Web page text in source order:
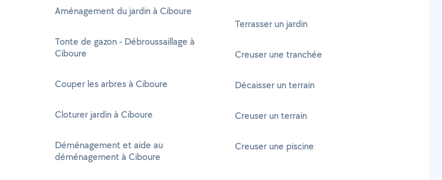
Aménagement du jardin à Ciboure
Tonte de gazon - Débroussaillage à
Ciboure
Couper les arbres à Ciboure
Cloturer jardin à Ciboure
Déménagement et aide au
déménagement à Ciboure
Terrasser un jardin
Creuser une tranchée
Décaisser un terrain
Creuser un terrain
Creuser une piscine